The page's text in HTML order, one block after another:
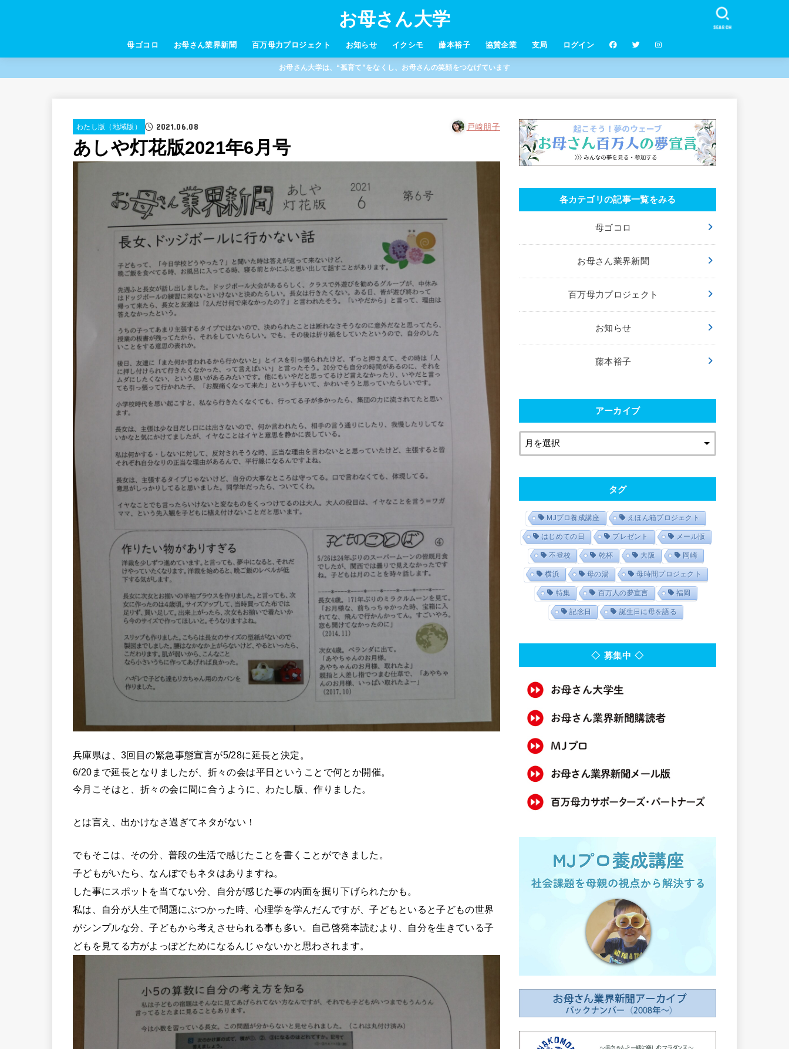
お母さん大学
母ゴコロ お母さん業界新聞 百万母力プロジェクト お知らせ イクシモ 藤本裕子 協賛企業 支局 ログイン
SEARCH
お母さん大学は、“孤育て”をなくし、お母さんの笑顔をつなげています
わたし版（地域版） 2021.06.08 戸﨑朋子
あしや灯花版2021年6月号
兵庫県は、3回目の緊急事態宣言が5/28に延長と決定。
6/20まで延長となりましたが、折々の会は平日ということで何とか開催。
今月こそはと、折々の会に間に合うように、わたし版、作りました。
とは言え、出かけなさ過ぎてネタがない！
でもそこは、その分、普段の生活で感じたことを書くことができました。
子どもがいたら、なんぼでもネタはありますね。
した事にスポットを当てない分、自分が感じた事の内面を掘り下げられたかも。
私は、自分が人生で問題にぶつかった時、心理学を学んだんですが、子どもといると子どもの世界
がシンプルな分、子どもから考えさせられる事も多い。自己啓発本読むより、自分を生きている子
どもを見てる方がよっぽどためになるんじゃないかと思わされます。
各カテゴリの記事一覧をみる
母ゴコロ
お母さん業界新聞
百万母力プロジェクト
お知らせ
藤本裕子
アーカイブ
タグ
MJプロ養成講座 えほん箱プロジェクト
はじめての日 プレゼント メール版
不登校 乾杯 大阪 岡崎
横浜 母の湯 母時間プロジェクト
特集 百万人の夢宣言 福岡
記念日 誕生日に母を語る
◇ 募集中 ◇